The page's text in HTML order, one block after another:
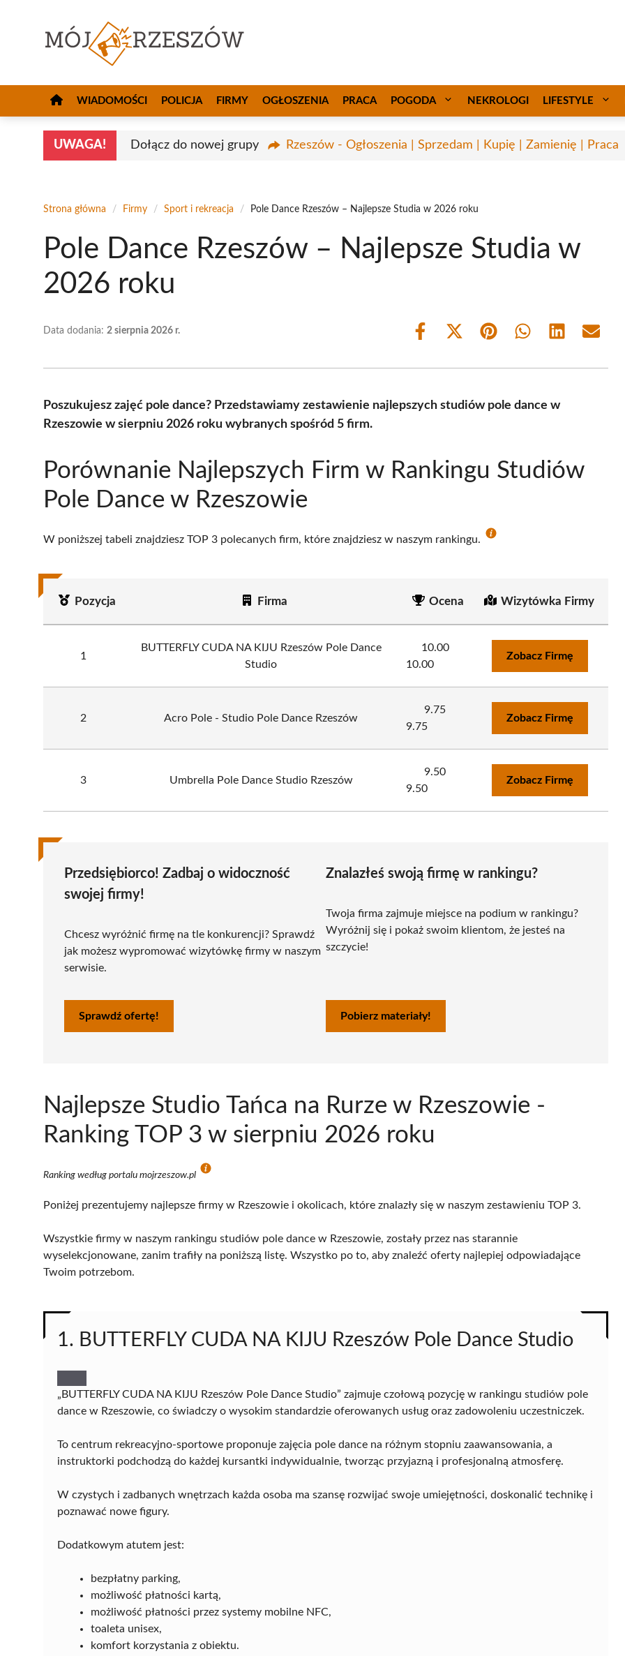
WIADOMOŚCI POLICJA FIRMY OGŁOSZENIA PRACA POGODA NEKROLOGI LIFESTYLE
UWAGA! Dołącz do nowej grupy Rzeszów - Ogłoszenia | Sprzedam | Kupię | Zamienię | Praca
Strona główna / Firmy / Sport i rekreacja / Pole Dance Rzeszów – Najlepsze Studia w 2026 roku
Pole Dance Rzeszów – Najlepsze Studia w
2026 roku
Data dodania: 2 sierpnia 2026 r.
Share
Share
(Twitter)
Share Share Share Share
Poszukujesz zajęć pole dance? Przedstawiamy zestawienie najlepszych studiów pole dance w
Rzeszowie w sierpniu 2026 roku wybranych spośród 5 firm.
Porównanie Najlepszych Firm w Rankingu Studiów
Pole Dance w Rzeszowie
W poniższej tabeli znajdziesz TOP 3 polecanych firm, które znajdziesz w naszym rankingu.
Pozycja Firma Ocena Wizytówka Firmy
1
BUTTERFLY CUDA NA KIJU Rzeszów Pole Dance
Studio
10.00
10.00
Zobacz Firmę
2 Acro Pole - Studio Pole Dance Rzeszów
9.75
9.75
Zobacz Firmę
3 Umbrella Pole Dance Studio Rzeszów
9.50
9.50
Zobacz Firmę
Przedsiębiorco! Zadbaj o widoczność
swojej firmy!
Chcesz wyróżnić firmę na tle konkurencji? Sprawdź
jak możesz wypromować wizytówkę firmy w naszym
serwisie.
Sprawdź ofertę!
Znalazłeś swoją firmę w rankingu?
Twoja firma zajmuje miejsce na podium w rankingu?
Wyróżnij się i pokaż swoim klientom, że jesteś na
szczycie!
Pobierz materiały!
Najlepsze Studio Tańca na Rurze w Rzeszowie -
Ranking TOP 3 w sierpniu 2026 roku
Ranking według portalu mojrzeszow.pl
Poniżej prezentujemy najlepsze firmy w Rzeszowie i okolicach, które znalazły się w naszym zestawieniu TOP 3.
Wszystkie firmy w naszym rankingu studiów pole dance w Rzeszowie, zostały przez nas starannie
wyselekcjonowane, zanim trafiły na poniższą listę. Wszystko po to, aby znaleźć oferty najlepiej odpowiadające
Twoim potrzebom.
1. BUTTERFLY CUDA NA KIJU Rzeszów Pole Dance Studio
„BUTTERFLY CUDA NA KIJU Rzeszów Pole Dance Studio” zajmuje czołową pozycję w rankingu studiów pole
dance w Rzeszowie, co świadczy o wysokim standardzie oferowanych usług oraz zadowoleniu uczestniczek.
To centrum rekreacyjno-sportowe proponuje zajęcia pole dance na różnym stopniu zaawansowania, a
instruktorki podchodzą do każdej kursantki indywidualnie, tworząc przyjazną i profesjonalną atmosferę.
W czystych i zadbanych wnętrzach każda osoba ma szansę rozwijać swoje umiejętności, doskonalić technikę i
poznawać nowe figury.
Dodatkowym atutem jest:
bezpłatny parking,
możliwość płatności kartą,
możliwość płatności przez systemy mobilne NFC,
toaleta unisex,
komfort korzystania z obiektu.